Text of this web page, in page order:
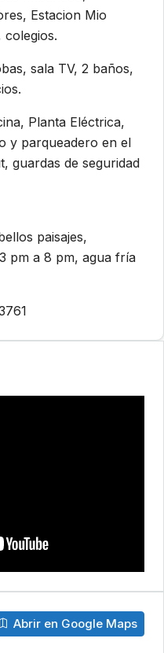
Estacion Mio
colegios.
sala TV, 2 baños,
Planta Eléctrica,
y parqueadero en el
guardas de seguridad
paisajes,
pm a 8 pm, agua fría
Abrir en Google Maps